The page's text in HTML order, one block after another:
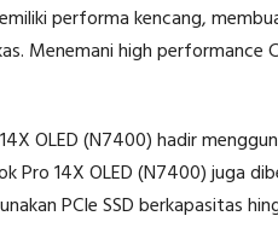
performa kencang,
Menemani high performance
OLED (N7400) hadir
14X OLED (N7400) juga
PCIe SSD berkapasitas